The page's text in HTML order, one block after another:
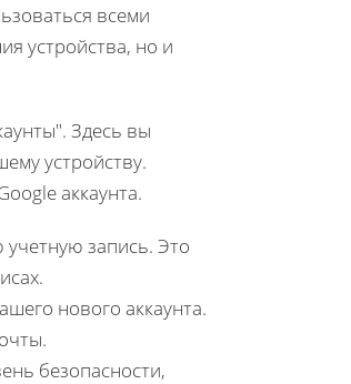
всеми
устройства, но и
Здесь вы
устройству.
аккаунта.
запись. Это
нового аккаунта.
безопасности,